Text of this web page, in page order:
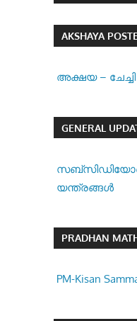
AKSHAYA
അക്ഷയ – ചേച്ചി
GENERAL
യന്ത്രങ്ങൾ
PRADHAN
PM-Kisan